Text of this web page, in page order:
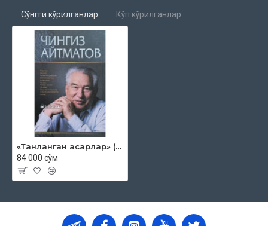
Сўнгги кўрилганлар Кўп кўрилганлар
«Танланган асарлар» (Чингиз Айтматов)
84 000 сўм